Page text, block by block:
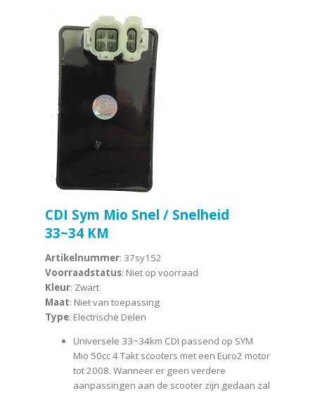
CDI Sym Mio Snel / Snelheid
33~34 KM
Artikelnummer: 37sy152
Voorraadstatus: Niet op voorraad
Kleur: Zwart
Maat: Niet van toepassing
Type: Electrische Delen
Universele 33~34km CDI passend op SYM
Mio 50cc 4 Takt scooters met een Euro2 motor
tot 2008. Wanneer er geen verdere
aanpassingen aan de scooter zijn gedaan zal